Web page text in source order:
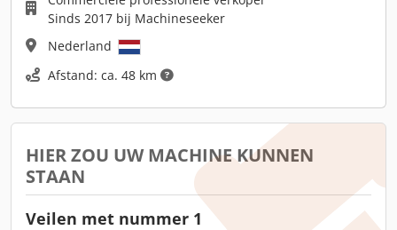
Sinds 2017 bij Machineseeker
Nederland
Afstand: ca. 48 km
HIER ZOU UW MACHINE KUNNEN
STAAN
Veilen met nummer 1